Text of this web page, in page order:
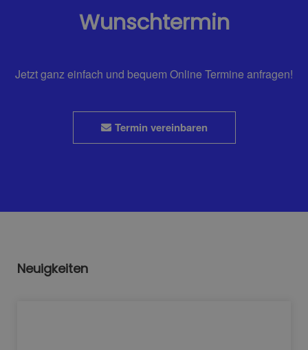
Wunschtermin
Jetzt ganz einfach und bequem Online Termine anfragen!
Termin vereinbaren
Neuigkeiten